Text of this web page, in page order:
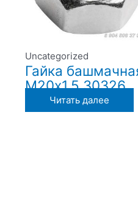
Uncategorized
Гайка
М20х1.5 30326
Читать далее